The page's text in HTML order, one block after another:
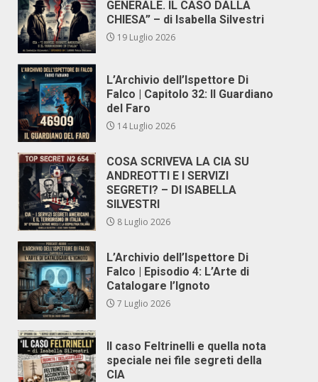
GENERALE. IL CASO DALLA
CHIESA” – di Isabella Silvestri
19 Luglio 2026
L’Archivio dell’Ispettore Di
Falco | Capitolo 32: Il Guardiano
del Faro
14 Luglio 2026
COSA SCRIVEVA LA CIA SU
ANDREOTTI E I SERVIZI
SEGRETI? – DI ISABELLA
SILVESTRI
8 Luglio 2026
L’Archivio dell’Ispettore Di
Falco | Episodio 4: L’Arte di
Catalogare l’Ignoto
7 Luglio 2026
Il caso Feltrinelli e quella nota
speciale nei file segreti della
CIA